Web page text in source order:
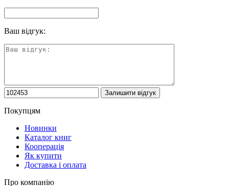
Ваш відгук:
Покупцям
Новинки
Каталог книг
Кооперація
Як купити
Доставка і оплата
Про компанію